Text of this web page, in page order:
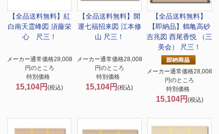
【全品送料無料】 紅
白南天霊峰図 須藤栄
心 尺三！
メーカー通常価格28,008
円のところ
特別価格
15,104円(税込)
【全品送料無料】 開
運七福招来図 江本修
山 尺三！
メーカー通常価格28,008
円のところ
特別価格
15,104円(税込)
【全品送料無料】
【即納品】鶴亀高砂
吉兆図 西尾香悦 （三
美会） 尺三！
メーカー通常価格28,008
円のところ
特別価格
15,104円 (税込)